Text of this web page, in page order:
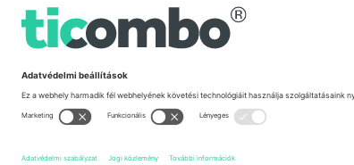
Bulgaria
Regus Sofia City West, bul Totleben 53-55, 1606
Mexico
Av Chapultepec 360, Roma Norte,
Feltételeket., Impresszumés